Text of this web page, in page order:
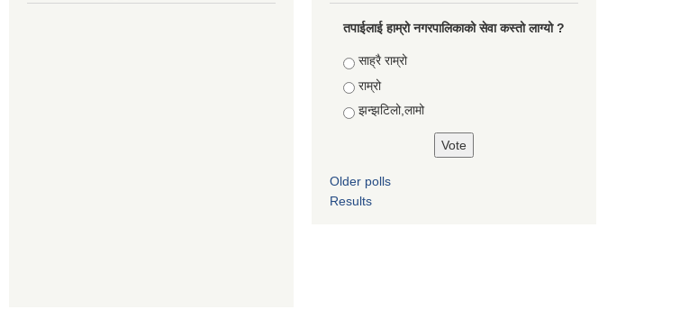
तपाईलाई हाम्रो नगरपालिकाको सेवा कस्तो लाग्यो ?
Choices
साह्रै राम्रो
राम्रो
झन्झटिलो,लामो
Older polls
Results